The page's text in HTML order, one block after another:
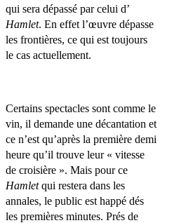
qui sera dépassé par celui d’
Hamlet. En effet l’œuvre dépasse
les frontières, ce qui est toujours
le cas actuellement.
Certains spectacles sont comme le
vin, il demande une décantation et
ce n’est qu’après la première demi
heure qu’il trouve leur « vitesse
de croisière ». Mais pour ce
Hamletqui restera dans les
annales, le public est happé dés
les premières minutes. Prés de